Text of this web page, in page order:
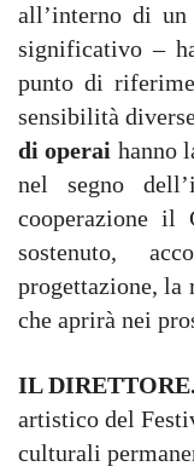
all’interno di un
significativo –
punto di
sensibilità
di operai hanno
nel segno
cooperazione il
sostenuto,
progettazione, la
che aprirà nei
IL DIRETTORE.
artistico del
culturali